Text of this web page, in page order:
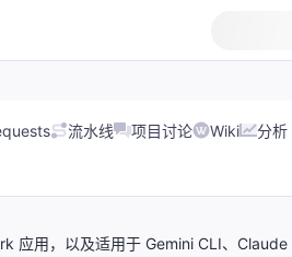
流水线 项目讨论 Wiki 分析
应用，以及适用于 Gemini CLI、